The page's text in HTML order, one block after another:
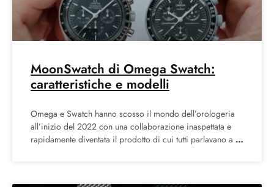
MoonSwatch di Omega Swatch:
caratteristiche e modelli
Omega e Swatch hanno scosso il mondo dell’orologeria
all’inizio del 2022 con una collaborazione inaspettata e
rapidamente diventata il prodotto di cui tutti parlavano a